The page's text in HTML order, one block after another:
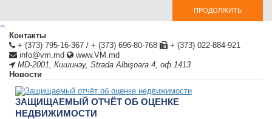
ПРОДОЛЖИТЬ
Контакты
+ (373) 795-16-367 / + (373) 696-80-768
+ (373) 022-884-921
info@vm.md
www.VM.md
MD-2001, Кишинэу, Strada Albişoara 4, оф.1413
Новости
ЗАЩИЩАЕМЫЙ ОТЧЁТ ОБ ОЦЕНКЕ
НЕДВИЖИМОСТИ